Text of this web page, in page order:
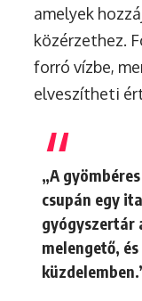
amelyek
közérzethez.
forró vízbe,
elveszítheti
„A
csupán egy
gyógyszertár
melengető,